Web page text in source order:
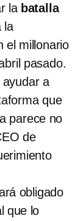
la batalla
la
el millonario
pasado.
a
que
parece no
de
obligado
que lo